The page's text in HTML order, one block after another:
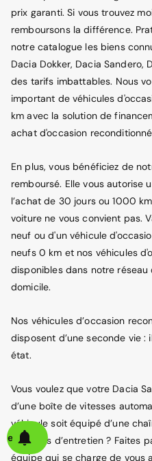
prix garanti. Si vous trouvez
remboursons la différence.
notre catalogue les biens
Dacia Dokker, Dacia Sandero,
des tarifs imbattables. Nous
important de véhicules
km avec la solution de
achat d'occasion
En plus, vous bénéficiez de
remboursé. Elle vous autorise
l’achat de 30 jours ou 1000
voiture ne vous convient pas.
neuf ou d'un véhicule
neufs 0 km et nos véhicules
disponibles dans notre
domicile.
Nos véhicules d’occasion
disposent d’une seconde vie
état.
Vous voulez que votre Dacia
d’une boîte de vitesses
véhicule soit équipé d’une
les coûts d’entretien ? Faites
équipe qui se charge de vous